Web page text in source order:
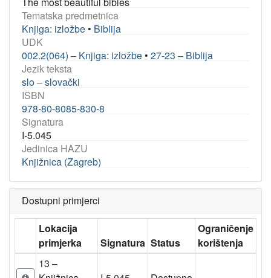
Tematska predmetnica
Knjiga: izložbe • Biblija
UDK
002.2(064) – Knjiga: izložbe • 27-23 – Biblija
Jezik teksta
slo – slovački
ISBN
978-80-8085-830-8
Signatura
I-5.045
Jedinica HAZU
Knjižnica (Zagreb)
Dostupni primjerci
Lokacija
primjerka
Signatura Status
Ograničenje
korištenja
13 –